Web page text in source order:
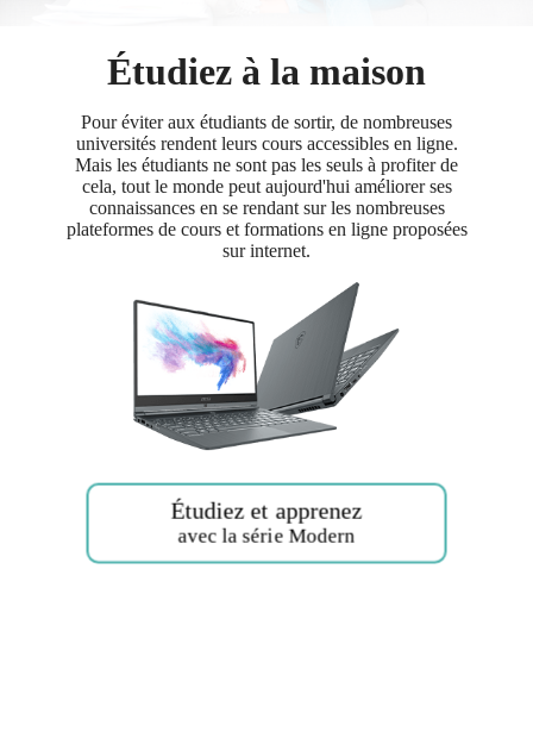
Étudiez à la maison
Pour éviter aux étudiants de sortir, de nombreuses
universités rendent leurs cours accessibles en ligne.
Mais les étudiants ne sont pas les seuls à profiter de
cela, tout le monde peut aujourd'hui améliorer ses
connaissances en se rendant sur les nombreuses
plateformes de cours et formations en ligne proposées
sur internet.
Étudiez et apprenez
avec la série Modern